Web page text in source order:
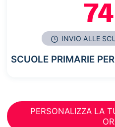
INVIO ALLE
SCUOLE PRIMARIE
PERSONALIZZA LA